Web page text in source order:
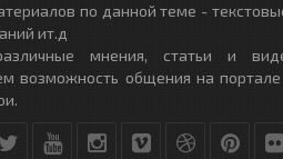
по данной теме -
ит.д
мнения, статьи и
возможность общения на